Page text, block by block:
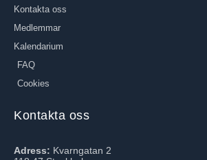
Kontakta oss
Medlemmar
Kalendarium
FAQ
Cookies
Kontakta oss
Adress: Kvarngatan 2